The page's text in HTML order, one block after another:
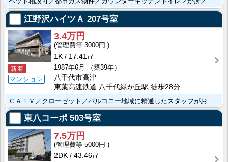
江野沢ハイツＡ 207号室
新着
マンション
3.4万円
3000円
1K
17.41㎡
1987年6月
（築39年）
八千代市高津
東葉高速鉄道 八千代緑が丘駅 徒歩28分
東八コーポ 503号室
7.5万円
5000円
2DK
43.46㎡